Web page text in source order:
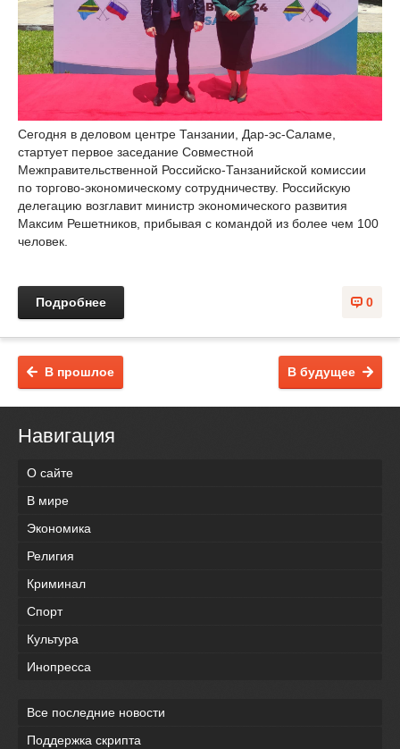
Сегодня в деловом центре Танзании, Дар-эс-Саламе,
стартует первое заседание Совместной
Межправительственной Российско-Танзанийской комиссии
по торгово-экономическому сотрудничеству. Российскую
делегацию возглавит министр экономического развития
Максим Решетников, прибывая с командой из более чем 100
человек.
0
Подробнее
В будущее
В прошлое
Навигация
О сайте
В мире
Экономика
Религия
Криминал
Спорт
Культура
Инопресса
Все последние новости
Поддержка скрипта